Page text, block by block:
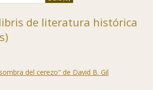
de literatura histórica